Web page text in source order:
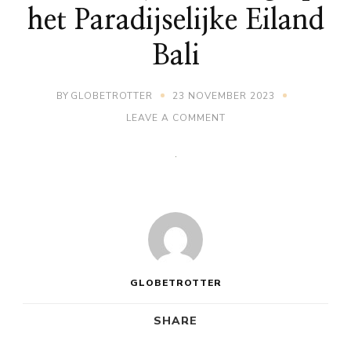
het Paradijselijke Eiland
Bali
BY GLOBETROTTER
23 NOVEMBER 2023
LEAVE A COMMENTON
GLOBETROTTER
SHARE